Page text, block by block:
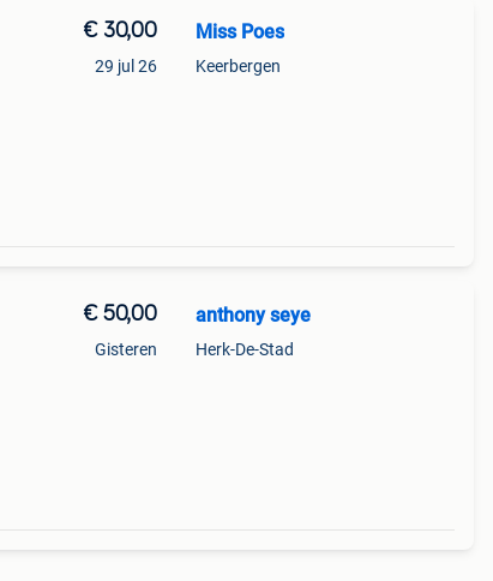
€ 30,00
29 jul 26
Miss Poes
Keerbergen
€ 50,00
Gisteren
anthony seye
Herk-De-Stad